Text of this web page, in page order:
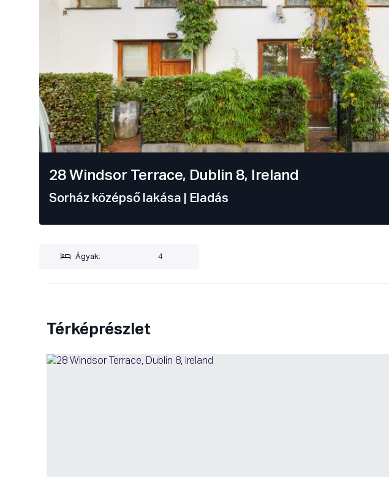
28 Windsor Terrace, Dublin 8, Ireland
Sorház középső lakása | Eladás
Ágyak: 4
Térképrészlet